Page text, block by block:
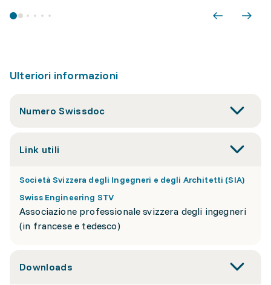
Ulteriori informazioni
Numero Swissdoc
Link utili
Società Svizzera degli Ingegneri e degli Architetti (SIA)
Swiss Engineering STV
Associazione professionale svizzera degli ingegneri
(in francese e tedesco)
Downloads